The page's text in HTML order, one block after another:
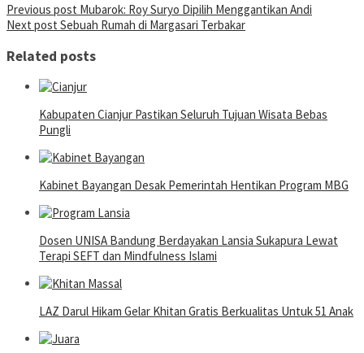
Post
navigation
Previous post Mubarok: Roy Suryo Dipilih Menggantikan Andi
Next post Sebuah Rumah di Margasari Terbakar
Related posts
Kabupaten Cianjur Pastikan Seluruh Tujuan Wisata Bebas
Pungli
Kabinet Bayangan Desak Pemerintah Hentikan Program MBG
Dosen UNISA Bandung Berdayakan Lansia Sukapura Lewat
Terapi SEFT dan Mindfulness Islami
LAZ Darul Hikam Gelar Khitan Gratis Berkualitas Untuk 51 Anak